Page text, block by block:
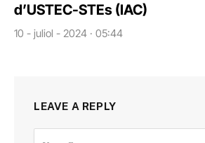
d’USTEC-STEs (IAC)
10 - juliol - 2024 · 05:44
LEAVE A REPLY